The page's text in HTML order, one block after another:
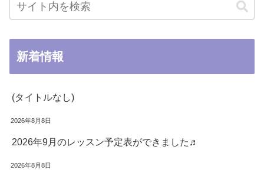
新着情報
(タイトルなし)
2026年8月8日
2026年9月のレッスン予定表ができました♬
2026年8月8日